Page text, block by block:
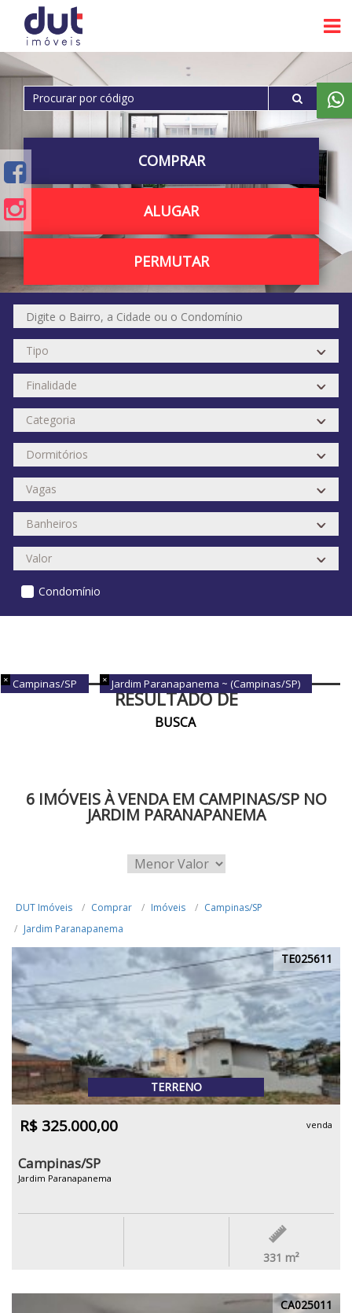
COMPRAR
ALUGAR
PERMUTAR
Condomínio
Campinas/SP Jardim Paranapanema ~ (Campinas/SP)
RESULTADO DE
BUSCA
6 IMÓVEIS À VENDA EM CAMPINAS/SP NO
JARDIM PARANAPANEMA
DUT Imóveis Comprar Imóveis
Campinas/SP
Jardim Paranapanema
TE025611
TERRENO
R$ 325.000,00 venda
Campinas/SP
Jardim Paranapanema
331 m²
CA025011